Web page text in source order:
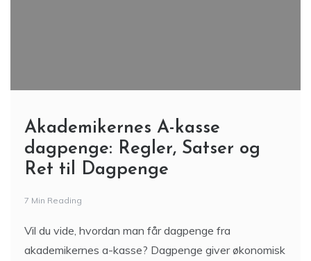
Akademikernes A-kasse
dagpenge: Regler, Satser og
Ret til Dagpenge
7 Min Reading
Vil du vide, hvordan man får dagpenge fra
akademikernes a-kasse? Dagpenge giver økonomisk